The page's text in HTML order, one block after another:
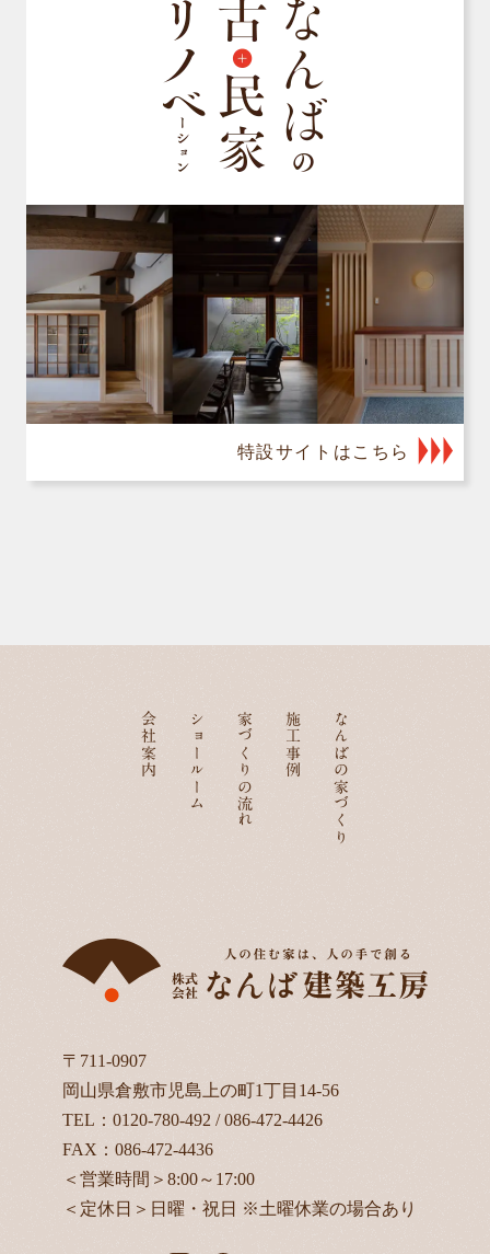
特設サイトはこちら
なんばの家づくり
施工事例
家づくりの流れ
ショールーム
会社案内
〒711-0907
岡山県倉敷市児島上の町1丁目14-56
TEL： 0120-780-492 /086-472-4426
FAX：086-472-4436
＜営業時間＞8:00～17:00
＜定休日＞日曜・祝日 ※土曜休業の場合あり